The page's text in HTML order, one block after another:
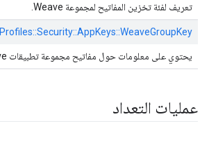
تعريف لفئة تخزين المفاتيح لمجموعة Weave.
Profiles::Security::AppKeys::WeaveGroupKey
يحتوي على معلومات حول مفاتيح مجموعة تطبيقات Weave.
عمليات التعداد